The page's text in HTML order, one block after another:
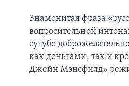
Знаменитая фраза
вопросительной
сугубо
как деньгами, так и
Джейн Мэнсфилд»